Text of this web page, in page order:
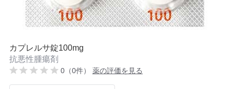
カプレルサ錠100mg
抗悪性腫瘍剤
0（0件） 薬の評価を見る